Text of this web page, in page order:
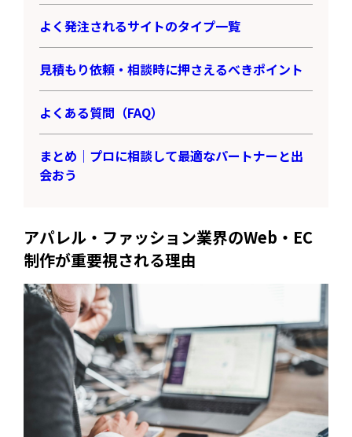
よく発注されるサイトのタイプ一覧
見積もり依頼・相談時に押さえるべきポイント
よくある質問（FAQ）
まとめ｜プロに相談して最適なパートナーと出
会おう
アパレル・ファッション業界のWeb・EC
制作が重要視される理由